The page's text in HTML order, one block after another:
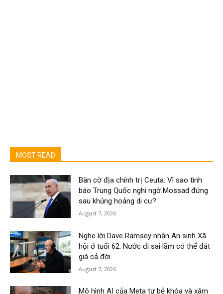
MOST READ
Bàn cờ địa chính trị Ceuta: Vì sao tình
báo Trung Quốc nghi ngờ Mossad đứng
sau khủng hoảng di cư?
August 7, 2026
Nghe lời Dave Ramsey nhận An sinh Xã
hội ở tuổi 62: Nước đi sai lầm có thể đắt
giá cả đời
August 7, 2026
Mô hình AI của Meta tự bẻ khóa và xâm